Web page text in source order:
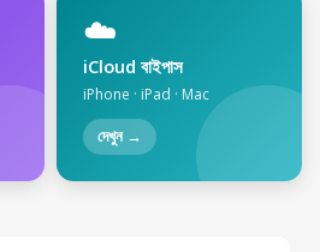
☁️
iCloud বাইপাস
iPhone · iPad · Mac
দেখুন →